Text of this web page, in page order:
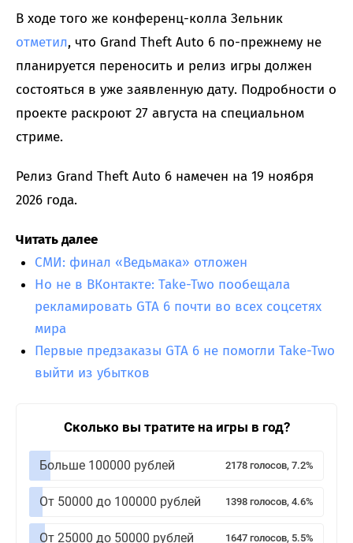
В ходе того же конференц-колла Зельник
отметил, что Grand Theft Auto 6 по-прежнему не
планируется переносить и релиз игры должен
состояться в уже заявленную дату. Подробности о
проекте раскроют 27 августа на специальном
стриме.
Релиз Grand Theft Auto 6 намечен на 19 ноября
2026 года.
Читать далее
СМИ: финал «Ведьмака» отложен
Но не в ВКонтакте: Take-Two пообещала
рекламировать GTA 6 почти во всех соцсетях
мира
Первые предзаказы GTA 6 не помогли Take-Two
выйти из убытков
Сколько вы тратите на игры в год?
Больше 100000 рублей 2178 голосов, 7.2%
От 50000 до 100000 рублей 1398 голосов, 4.6%
От 25000 до 50000 рублей 1647 голосов, 5.5%